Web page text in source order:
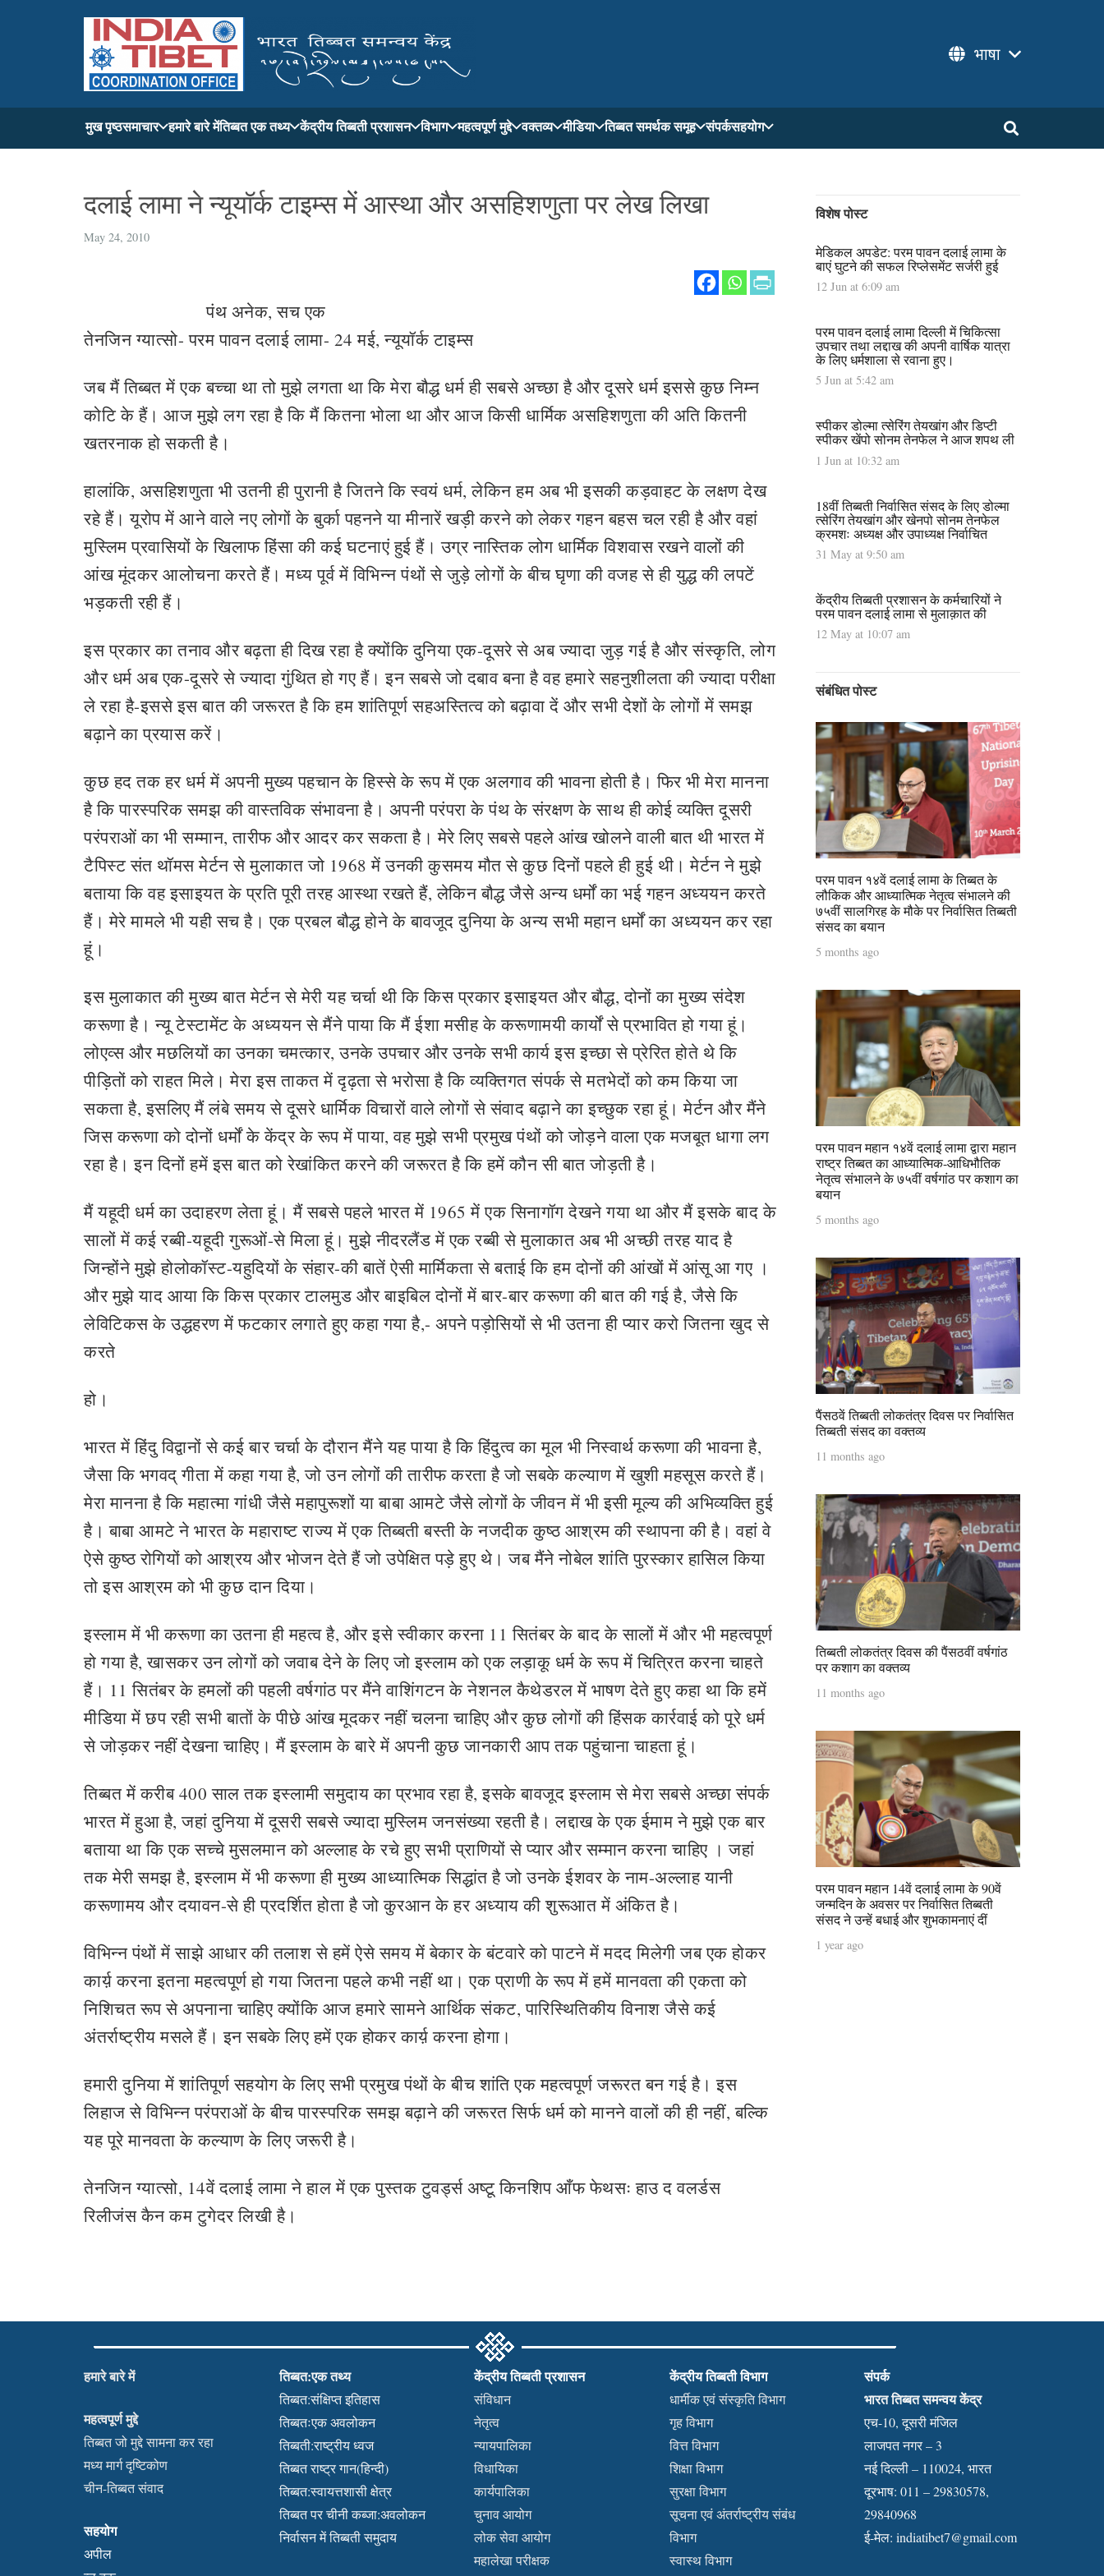
भाषा
मुख पृष्ठसमाचार हमारे बारे मेंतिब्बत एक तथ्य केंद्रीय तिब्बती प्रशासन विभाग महत्वपूर्ण मुद्दे वक्तव्य मीडिया तिब्बत समर्थक समूह संपर्कसहयोग
दलाई लामा ने न्यूयॉर्क टाइम्स में आस्था और असहिशणुता पर लेख लिखा
May 24, 2010
पंथ अनेक, सच एक
तेनजिन ग्यात्सो- परम पावन दलाई लामा- 24 मई, न्यूयॉर्क टाइम्स
जब मैं तिब्बत में एक बच्चा था तो मुझे लगता था कि मेरा बौद्ध धर्म ही सबसे अच्छा है और दूसरे धर्म इससे कुछ निम्न
कोटि के हैं। आज मुझे लग रहा है कि मैं कितना भोला था और आज किसी धार्मिक असहिशणुता की अति कितनी
खतरनाक हो सकती है।
हालांकि, असहिशणुता भी उतनी ही पुरानी है जितने कि स्वयं धर्म, लेकिन हम अब भी इसकी कड़वाहट के लक्षण देख
रहे हैं। यूरोप में आने वाले नए लोगों के बुर्का पहनने या मीनारें खड़ी करने को लेकर गहन बहस चल रही है और वहां
मुस्लिम प्रवासियों के खिलाफ हिंसा की कई घटनाएं हुई हैं। उग्र नास्तिक लोग धार्मिक विशवास रखने वालों की
आंख मूंदकर आलोचना करते हैं। मध्य पूर्व में विभिन्न पंथों से जुड़े लोगों के बीच घृणा की वजह से ही युद्ध की लपटें
भड़कती रही हैं।
इस प्रकार का तनाव और बढ़ता ही दिख रहा है क्योंकि दुनिया एक-दूसरे से अब ज्यादा जुड़ गई है और संस्कृति, लोग
और धर्म अब एक-दूसरे से ज्यादा गुंथित हो गए हैं। इन सबसे जो दबाव बना है वह हमारे सहनुशीलता की ज्यादा परीक्षा
ले रहा है-इससे इस बात की जरूरत है कि हम शांतिपूर्ण सहअस्तित्व को बढ़ावा दें और सभी देशों के लोगों में समझ
बढ़ाने का प्रयास करें।
कुछ हद तक हर धर्म में अपनी मुख्य पहचान के हिस्से के रूप में एक अलगाव की भावना होती है। फिर भी मेरा मानना
है कि पारस्परिक समझ की वास्तविक संभावना है। अपनी परंपरा के पंथ के संरक्षण के साथ ही कोई व्यक्ति दूसरी
परंपराओं का भी सम्मान, तारीफ और आदर कर सकता है। मेरे लिए सबसे पहले आंख खोलने वाली बात थी भारत में
टैपिस्ट संत थॉमस मेर्टन से मुलाकात जो 1968 में उनकी कुसमय मौत से कुछ दिनों पहले ही हुई थी। मेर्टन ने मुझे
बताया कि वह इसाइयत के प्रति पूरी तरह आस्था रखते हैं, लेकिन बौद्ध जैसे अन्य धर्मों का भई गहन अध्ययन करते
हैं। मेरे मामले भी यही सच है। एक प्रबल बौद्ध होने के बावजूद दुनिया के अन्य सभी महान धर्मों का अध्ययन कर रहा
हूं।
इस मुलाकात की मुख्य बात मेर्टन से मेरी यह चर्चा थी कि किस प्रकार इसाइयत और बौद्ध, दोनों का मुख्य संदेश
करूणा है। न्यू टेस्टामेंट के अध्ययन से मैंने पाया कि मैं ईशा मसीह के करूणामयी कार्यों से प्रभावित हो गया हूं।
लोएव्स और मछलियों का उनका चमत्कार, उनके उपचार और उनके सभी कार्य इस इच्छा से प्रेरित होते थे कि
पीड़ितों को राहत मिले। मेरा इस ताकत में दृढ़ता से भरोसा है कि व्यक्तिगत संपर्क से मतभेदों को कम किया जा
सकता है, इसलिए मैं लंबे समय से दूसरे धार्मिक विचारों वाले लोगों से संवाद बढ़ाने का इच्छुक रहा हूं। मेर्टन और मैंने
जिस करूणा को दोनों धर्मों के केंद्र के रूप में पाया, वह मुझे सभी प्रमुख पंथों को जोड़ने वाला एक मजबूत धागा लग
रहा है। इन दिनों हमें इस बात को रेखांकित करने की जरूरत है कि हमें कौन सी बात जोड़ती है।
मैं यहूदी धर्म का उदाहरण लेता हूं। मैं सबसे पहले भारत में 1965 में एक सिनागॉग देखने गया था और मैं इसके बाद के
सालों में कई रब्बी-यहूदी गुरूओं-से मिला हूं। मुझे नीदरलैंड में एक रब्बी से मुलाकात अब भी अच्छी तरह याद है
जिन्होंने मुझे होलोकॉस्ट-यहुदियों के संहार-की बातें ऐसी मार्मिकता से बताई कि हम दोनों की आंखों में आंसू आ गए ।
और मुझे याद आया कि किस प्रकार टालमुड और बाइबिल दोनों में बार-बार करूणा की बात की गई है, जैसे कि
लेविटिकस के उद्धहरण में फटकार लगाते हुए कहा गया है,- अपने पड़ोसियों से भी उतना ही प्यार करो जितना खुद से
करते
हो।
भारत में हिंदु विद्वानों से कई बार चर्चा के दौरान मैंने यह पाया है कि हिंदुत्व का मूल भी निस्वार्थ करूणा की भावना है,
जैसा कि भगवद् गीता में कहा गया है, जो उन लोगों की तारीफ करता है जो सबके कल्याण में खुशी महसूस करते हैं।
मेरा मानना है कि महात्मा गांधी जैसे महापुरूशों या बाबा आमटे जैसे लोगों के जीवन में भी इसी मूल्य की अभिव्यक्ति हुई
है। बाबा आमटे ने भारत के महाराष्ट राज्य में एक तिब्बती बस्ती के नजदीक कुष्ठ आश्रम की स्थापना की है। वहां वे
ऐसे कुष्ठ रोगियों को आश्रय और भोजन देते हैं जो उपेक्षित पड़े हुए थे। जब मैंने नोबेल शांति पुरस्कार हासिल किया
तो इस आश्रम को भी कुछ दान दिया।
इस्लाम में भी करूणा का उतना ही महत्व है, और इसे स्वीकार करना 11 सितंबर के बाद के सालों में और भी महत्वपूर्ण
हो गया है, खासकर उन लोगों को जवाब देने के लिए जो इस्लाम को एक लड़ाकू धर्म के रूप में चित्रित करना चाहते
हैं। 11 सितंबर के हमलों की पहली वर्षगांठ पर मैंने वाशिंगटन के नेशनल कैथेडरल में भाषण देते हुए कहा था कि हमें
मीडिया में छप रही सभी बातों के पीछे आंख मूदकर नहीं चलना चाहिए और कुछ लोगों की हिंसक कार्रवाई को पूरे धर्म
से जोड़कर नहीं देखना चाहिए। मैं इस्लाम के बारे में अपनी कुछ जानकारी आप तक पहुंचाना चाहता हूं।
तिब्बत में करीब 400 साल तक इस्लामी समुदाय का प्रभाव रहा है, इसके बावजूद इस्लाम से मेरा सबसे अच्छा संपर्क
भारत में हुआ है, जहां दुनिया में दूसरी सबसे ज्यादा मुस्लिम जनसंख्या रहती है। लद्दाख के एक ईमाम ने मुझे एक बार
बताया था कि एक सच्चे मुसलमान को अल्लाह के रचे हुए सभी प्राणियों से प्यार और सम्मान करना चाहिए । जहां
तक मेरी समझ है, इस्लाम में भी करूणा ही मुख्य आध्यात्मिक सिद्धांत है जो उनके ईशवर के नाम-अल्लाह यानी
करूणामय और दयावन-से ही प्रदर्शित होता है जो कुरआन के हर अध्याय की शुरूआत में अंकित है।
विभिन्न पंथों में साझे आधार की तलाश से हमें ऐसे समय में बेकार के बंटवारे को पाटने में मदद मिलेगी जब एक होकर
कार्य़ करना इतना महत्वपूर्ण हो गया जितना पहले कभी नहीं था। एक प्राणी के रूप में हमें मानवता की एकता को
निशिचत रूप से अपनाना चाहिए क्योंकि आज हमारे सामने आर्थिक संकट, पारिस्थितिकीय विनाश जैसे कई
अंतर्राष्ट्रीय मसले हैं। इन सबके लिए हमें एक होकर कार्य़ करना होगा।
हमारी दुनिया में शांतिपूर्ण सहयोग के लिए सभी प्रमुख पंथों के बीच शांति एक महत्वपूर्ण जरूरत बन गई है। इस
लिहाज से विभिन्न परंपराओं के बीच पारस्परिक समझ बढ़ाने की जरूरत सिर्फ धर्म को मानने वालों की ही नहीं, बल्कि
यह पूरे मानवता के कल्याण के लिए जरूरी है।
तेनजिन ग्यात्सो, 14वें दलाई लामा ने हाल में एक पुस्तक टुवर्ड्स अष्टू किनशिप आँफ फेथसः हाउ द वलर्डस
रिलीजंस कैन कम टुगेदर लिखी है।
विशेष पोस्ट
मेडिकल अपडेट: परम पावन दलाई लामा के
बाएं घुटने की सफल रिप्लेसमेंट सर्जरी हुई
12 Jun at 6:09 am
परम पावन दलाई लामा दिल्ली में चिकित्सा
उपचार तथा लद्दाख की अपनी वार्षिक यात्रा
के लिए धर्मशाला से रवाना हुए।
5 Jun at 5:42 am
स्पीकर डोल्मा त्सेरिंग तेयखांग और डिप्टी
स्पीकर खेंपो सोनम तेनफेल ने आज शपथ ली
1 Jun at 10:32 am
18वीं तिब्बती निर्वासित संसद के लिए डोल्मा
त्सेरिंग तेयखांग और खेनपो सोनम तेनफेल
क्रमशः अध्यक्ष और उपाध्यक्ष निर्वाचित
31 May at 9:50 am
केंद्रीय तिब्बती प्रशासन के कर्मचारियों ने
परम पावन दलाई लामा से मुलाक़ात की
12 May at 10:07 am
संबंधित पोस्ट
परम पावन १४वें दलाई लामा के तिब्बत के
लौकिक और आध्यात्मिक नेतृत्व संभालने की
७५वीं सालगिरह के मौके पर निर्वासित तिब्बती
संसद का बयान
5 months ago
परम पावन महान १४वें दलाई लामा द्वारा महान
राष्ट्र तिब्बत का आध्यात्मिक-आधिभौतिक
नेतृत्व संभालने के ७५वीं वर्षगांठ पर कशाग का
बयान
5 months ago
पैंसठवें तिब्बती लोकतंत्र दिवस पर निर्वासित
तिब्बती संसद का वक्तव्य
11 months ago
तिब्बती लोकतंत्र दिवस की पैंसठवीं वर्षगांठ
पर कशाग का वक्तव्य
11 months ago
परम पावन महान 14वें दलाई लामा के 90वें
जन्मदिन के अवसर पर निर्वासित तिब्बती
संसद ने उन्हें बधाई और शुभकामनाएं दीं
1 year ago
हमारे बारे में
महत्वपूर्ण मुद्दे
तिब्बत जो मुद्दे सामना कर रहा
मध्य मार्ग दृष्टिकोण
चीन-तिब्बत संवाद
सहयोग
अपील
तिब्बत:एक तथ्य
तिब्बत:संक्षिप्त इतिहास
तिब्बतःएक अवलोकन
तिब्बती:राष्ट्रीय ध्वज
तिब्बत राष्ट्र गान(हिन्दी)
तिब्बत:स्वायत्तशासी क्षेत्र
तिब्बत पर चीनी कब्जा:अवलोकन
निर्वासन में तिब्बती समुदाय
केंद्रीय तिब्बती प्रशासन
संविधान
नेतृत्व
न्यायपालिका
विधायिका
कार्यपालिका
चुनाव आयोग
लोक सेवा आयोग
महालेखा परीक्षक
केंद्रीय तिब्बती विभाग
धार्मीक एवं संस्कृति विभाग
गृह विभाग
वित्त विभाग
शिक्षा विभाग
सुरक्षा विभाग
सूचना एवं अंतर्राष्ट्रीय संबंध
विभाग
स्वास्थ विभाग
संपर्क
भारत तिब्बत समन्वय केंद्र
एच-10, दूसरी मंजिल
लाजपत नगर – 3
नई दिल्ली – 110024, भारत
दूरभाष: 011 – 29830578,
29840968
ई-मेल:indiatibet7@gmail.com